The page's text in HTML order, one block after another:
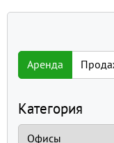
Аренда
Категория